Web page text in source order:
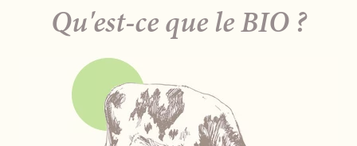
Qu'est-ce que le BIO ?